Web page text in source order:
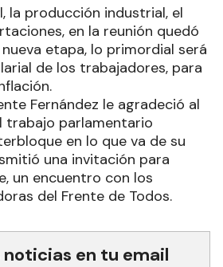
la producción industrial, el
en la reunión quedó
etapa, lo primordial será
de los trabajadores, para
Fernández le agradeció al
trabajo parlamentario
en lo que va de su
una invitación para
un encuentro con los
del Frente de Todos.
noticias en tu email